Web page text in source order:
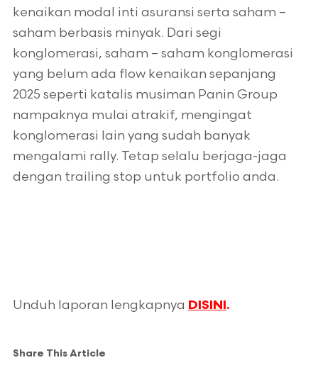
kenaikan modal inti asuransi serta saham –
saham berbasis minyak. Dari segi
konglomerasi, saham – saham konglomerasi
yang belum ada flow kenaikan sepanjang
2025 seperti katalis musiman Panin Group
nampaknya mulai atrakif, mengingat
konglomerasi lain yang sudah banyak
mengalami rally. Tetap selalu berjaga-jaga
dengan trailing stop untuk portfolio anda.
Unduh laporan lengkapnya DISINI.
Share This Article